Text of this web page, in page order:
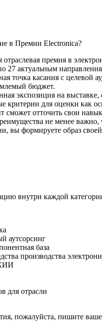
в Премии Electronica?
премия в
27 актуальным
точка касания с целевой
бюджет.
экспозиция на выставке,
критерии для оценки как
отточить свои
не менее важно,
вы формируете образ
внутри каждой
аутсорсинг
база
производства
для отрасли
пожалуйста, пишите